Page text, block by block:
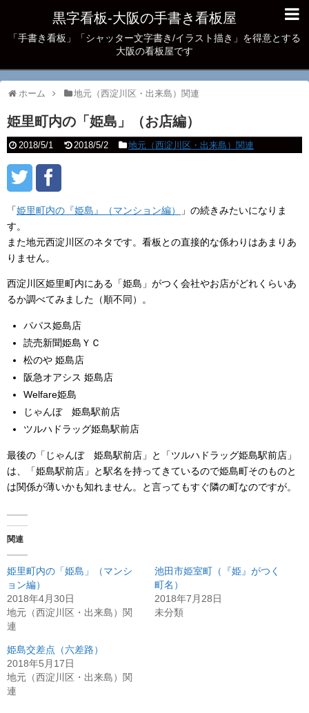
黒字看板‐大阪の手書き看板屋
「手書き看板」「シャッター文字書き/イラスト描き」を得意とする
大阪の看板屋です
ホーム 地元（西淀川区・出来島）関連
姫里町内の「姫島」（お店編）
2018/5/1 2018/5/2 地元（西淀川区・出来島）関連
「姫里町内の『姫島』（マンション編）
」の続きみたいになりま
す。
また地元西淀川区のネタです。看板との直接的な係わりはあまりあ
りません。
西淀川区姫里町内にある「姫島」がつく会社やお店がどれくらいあ
るか調べてみました（順不同）。
パパス姫島店
読売新聞姫島ＹＣ
松のや 姫島店
阪急オアシス 姫島店
Welfare姫島
じゃんぼ 姫島駅前店
ツルハドラッグ姫島駅前店
最後の「じゃんぼ 姫島駅前店」と「ツルハドラッグ姫島駅前店」
は、「姫島駅前店」と駅名を持ってきているので姫島町そのものと
は関係が薄いかも知れません。と言ってもすぐ隣の町なのですが。
関連
姫里町内の「姫島」（マンシ
ョン編）
2018年4月30日
地元（西淀川区・出来島）関
連
池田市姫室町（『姫』がつく
町名）
2018年7月28日
未分類
姫島交差点（六差路）
2018年5月17日
地元（西淀川区・出来島）関
連